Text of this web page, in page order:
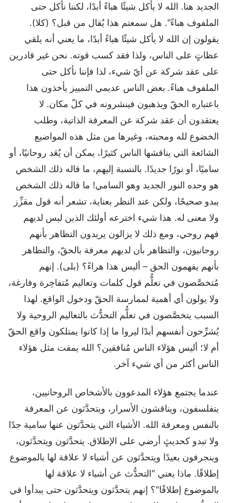
الجديد هنا. الله لا يأكل شيئًا هباءً أبدًا، لكننا نأكل حتى
الملفوف هباءً". هل سمعتم هذا يُقال من قبل؟ (كلا).
يقولون إن الله لا يأكل شيئًا هباءً أبدًا، ما يعني أنه يلقي
عظاتٍ على الناس، ولذا فقد كسب قوته. نحن غير قادرين
على عقد شركة عن أيّ شيء، لذا فإننا نأكل حتى
الملفوف هباءً. بعض الناس عديمي التمييز يأخذون هذا
باعتباره الحقّ ويذهبون فينشرونه في كلّ مكان. لا
يعتقدون أن عقد شركة عن المعرفة الذاتية، وطلب
الخضوع لله ومحبته، وغيرها من مثل هذه المواضيع
الشائعة التي يناقشها الناس كثيرًا، يمكن أن يُعَد روحانيًا، أو
ساميًا، أو نورًا جديدًا. بالنسبة إليهم، ما قاله ذلك الشخص
هو وحده النور الجديد وهو السامي! ما قاله ذلك الشخص
يبدو صحيحًا، ولكن عند النظر بعناية، تشعر أنه قول مقزِّز
ولا معنى له. هذا شيء اخترعه أولئك الذين ليس لديهم
فهم روحي، ومع ذلك لا يزالون يريدون التظاهر بأنهم
روحانيون، والتظاهر بأن لديهم معرفة بالحقّ، والتظاهر
بأنهم يفهمون الحق – أليس هذا هراءً؟ (بلى). إنهم
مُتخصَّصون في تعلُّم قول كلمات وتعاليم مُتفاخِرة وفارغة،
ولا يولون أي أهمية لممارسة الحقّ ودخول الواقع. لهذا
السبب يتخصَّصون في تعلُّم التحدُّث بالتعاليم الروحية ولا
يُشرِّحون أنفسهم أبدًا ليروا ما إذا كانوا يمتلكون واقع الحقّ
أم لا؛ أليس هؤلاء الناس مُنافقين؟ الله يمقت مثل هؤلاء
الناس أكثر من أي شيء آخر.
عندما يجتمع هؤلاء المدعوون بالأشخاص الروحانيين،
يتفلسفون، ويناقشون الأسرار، ويتحدَّثون عن المعرفة
بالنفس ومعرفة الله. الأشياء التي يتحدَّثون عنها سامية جدًا
ولا تبدو كحديثٍ أرضي على الإطلاق. يتحدَّثون ويتحدَّثون،
وينجرفون بعيدًا ويتحدَّثون عن أشياء لا علاقة لها بالموضوع
إطلاقًا. ماذا يعني "التحدُّث عن أشياء لا علاقة لها
بالموضوع إطلاقًا"؟ إنهم يتحدَّثون ويتحدَّثون حتى يبدأوا في